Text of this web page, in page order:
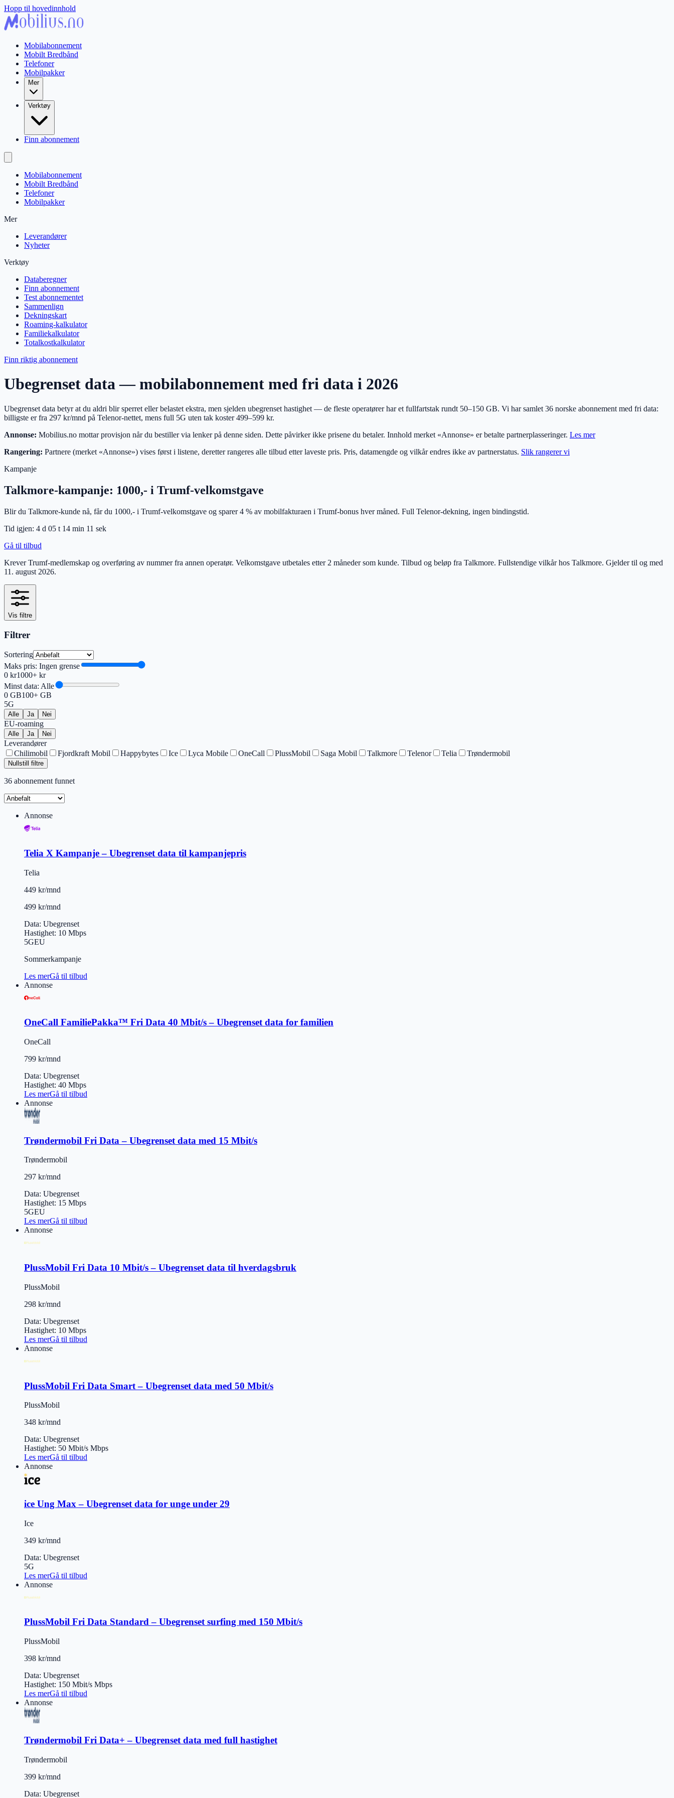
Hopp til hovedinnhold
Mobilabonnement
Mobilt Bredbånd
Telefoner
Mobilpakker
Mer
Verktøy
Finn abonnement
Mobilabonnement
Mobilt Bredbånd
Telefoner
Mobilpakker
Mer
Leverandører
Nyheter
Verktøy
Databeregner
Finn abonnement
Test abonnementet
Sammenlign
Dekningskart
Roaming-kalkulator
Familiekalkulator
Totalkostkalkulator
Finn riktig abonnement
Ubegrenset data — mobilabonnement med fri data i 2026
Ubegrenset data betyr at du aldri blir sperret eller belastet ekstra, men sjelden ubegrenset hastighet — de fleste operatører har et fullfartstak rundt 50–150 GB. Vi har samlet 36 norske abonnement med fri data:
billigste er fra 297 kr/mnd på Telenor-nettet, mens full 5G uten tak koster 499–599 kr.
Annonse: Mobilius.no mottar provisjon når du bestiller via lenker på denne siden. Dette påvirker ikke prisene du betaler. Innhold merket «Annonse» er betalte partnerplasseringer. Les mer
Rangering: Partnere (merket «Annonse») vises først i listene, deretter rangeres alle tilbud etter laveste pris. Pris, datamengde og vilkår endres ikke av partnerstatus. Slik rangerer vi
Kampanje
Talkmore-kampanje: 1000,- i Trumf-velkomstgave
Blir du Talkmore-kunde nå, får du 1000,- i Trumf-velkomstgave og sparer 4 % av mobilfakturaen i Trumf-bonus hver måned. Full Telenor-dekning, ingen bindingstid.
Tid igjen: 4 d 05 t 14 min 10 sek
Gå til tilbud
Krever Trumf-medlemskap og overføring av nummer fra annen operatør. Velkomstgave utbetales etter 2 måneder som kunde. Tilbud og beløp fra Talkmore. Fullstendige vilkår hos Talkmore. Gjelder til og med
11. august 2026.
Vis filtre
Filtrer
Sortering
Maks pris: Ingen grense
0 kr1000+ kr
Minst data: Alle
0 GB100+ GB
5G
Alle Ja Nei
EU-roaming
Alle Ja Nei
Leverandører
Chilimobil
Fjordkraft Mobil Happybytes Ice Lyca Mobile OneCall PlussMobil Saga Mobil Talkmore Telenor Telia Trøndermobil
Nullstill filtre
36 abonnement funnet
Annonse
Telia X Kampanje – Ubegrenset data til kampanjepris
Telia
449 kr/mnd
499 kr/mnd
Data: Ubegrenset
Hastighet: 10 Mbps
5GEU
Sommerkampanje
Les merGå til tilbud
Annonse
OneCall FamiliePakka™ Fri Data 40 Mbit/s – Ubegrenset data for familien
OneCall
799 kr/mnd
Data: Ubegrenset
Hastighet: 40 Mbps
Les merGå til tilbud
Annonse
Trøndermobil Fri Data – Ubegrenset data med 15 Mbit/s
Trøndermobil
297 kr/mnd
Data: Ubegrenset
Hastighet: 15 Mbps
5GEU
Les merGå til tilbud
Annonse
PlussMobil Fri Data 10 Mbit/s – Ubegrenset data til hverdagsbruk
PlussMobil
298 kr/mnd
Data: Ubegrenset
Hastighet: 10 Mbps
Les merGå til tilbud
Annonse
PlussMobil Fri Data Smart – Ubegrenset data med 50 Mbit/s
PlussMobil
348 kr/mnd
Data: Ubegrenset
Hastighet: 50 Mbit/s Mbps
Les merGå til tilbud
Annonse
ice Ung Max – Ubegrenset data for unge under 29
Ice
349 kr/mnd
Data: Ubegrenset
5G
Les merGå til tilbud
Annonse
PlussMobil Fri Data Standard – Ubegrenset surfing med 150 Mbit/s
PlussMobil
398 kr/mnd
Data: Ubegrenset
Hastighet: 150 Mbit/s Mbps
Les merGå til tilbud
Annonse
Trøndermobil Fri Data+ – Ubegrenset data med full hastighet
Trøndermobil
399 kr/mnd
Data: Ubegrenset